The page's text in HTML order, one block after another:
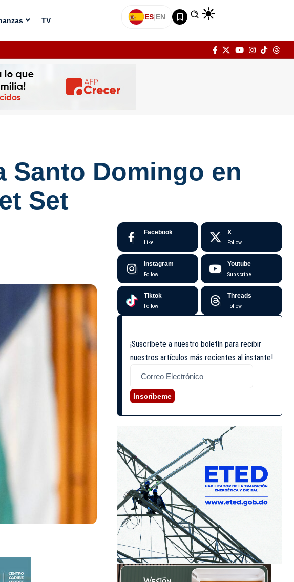
TV ES|EN
Santo Domingo en
Set
Facebook
Like
X
Follow
Instagram
Follow
Youtube
Subscribe
Tiktok
Follow
Threads
Follow
¡Suscríbete a nuestro boletín para recibir
nuestros artículos más recientes al instante!
Inscríbeme